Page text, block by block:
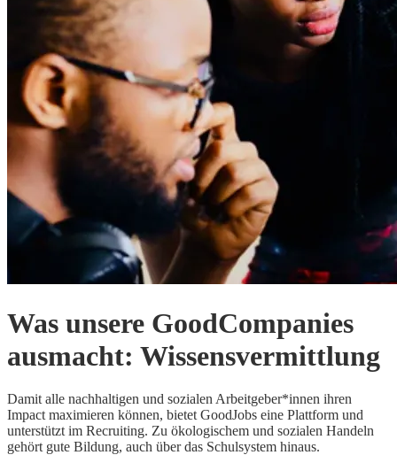
Was unsere GoodCompanies
ausmacht: Wissensvermittlung
Damit alle nachhaltigen und sozialen Arbeitgeber*innen ihren
Impact maximieren können, bietet GoodJobs eine Plattform und
unterstützt im Recruiting. Zu ökologischem und sozialen Handeln
gehört gute Bildung, auch über das Schulsystem hinaus.